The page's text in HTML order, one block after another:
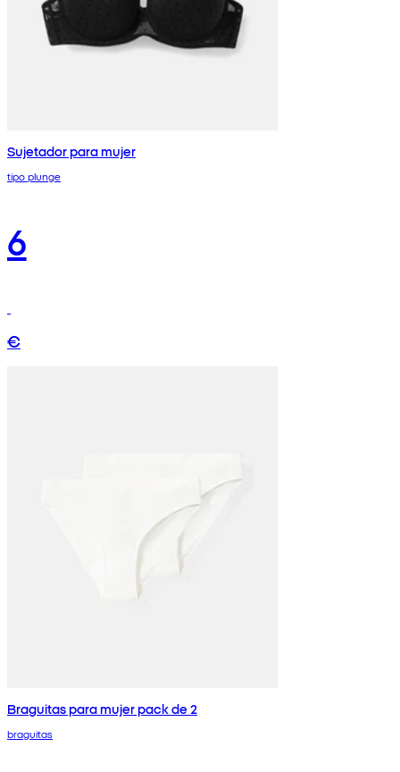
Sujetador para mujer
tipo plunge
6
€
Braguitas para mujer pack de 2
braguitas